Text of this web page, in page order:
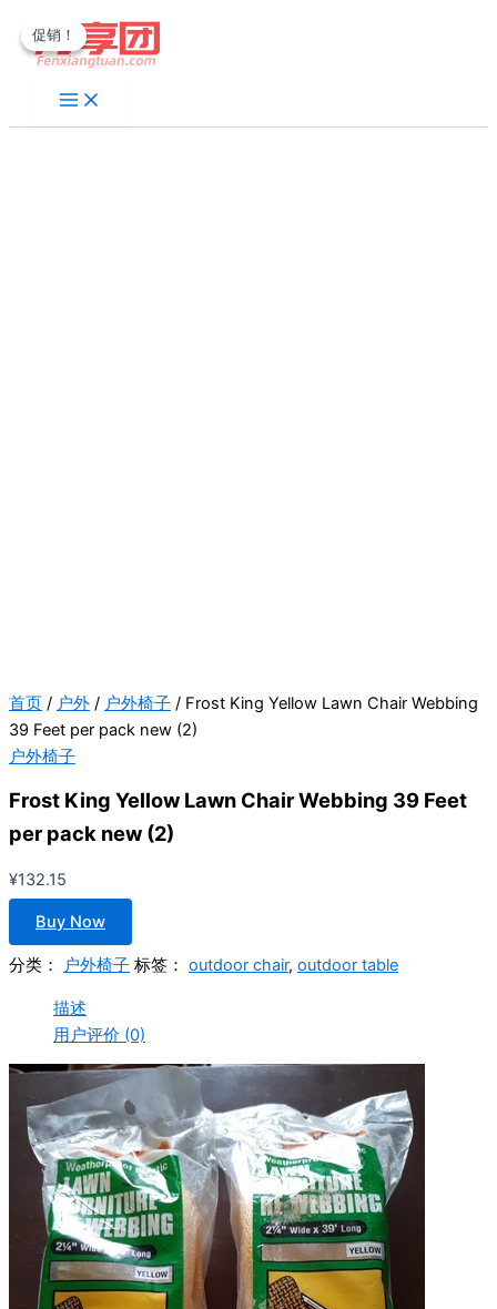
至
首页 / 户外 / 户外椅子 / Frost King Yellow Lawn Chair Webbing
39 Feet per pack new (2)
户外椅子
Frost King Yellow Lawn Chair Webbing 39 Feet
per pack new (2)
¥132.15
Buy Now
分类： 户外椅子 标签： outdoor chair, outdoor table
描述
用户评价 (0)
促销！
促销！